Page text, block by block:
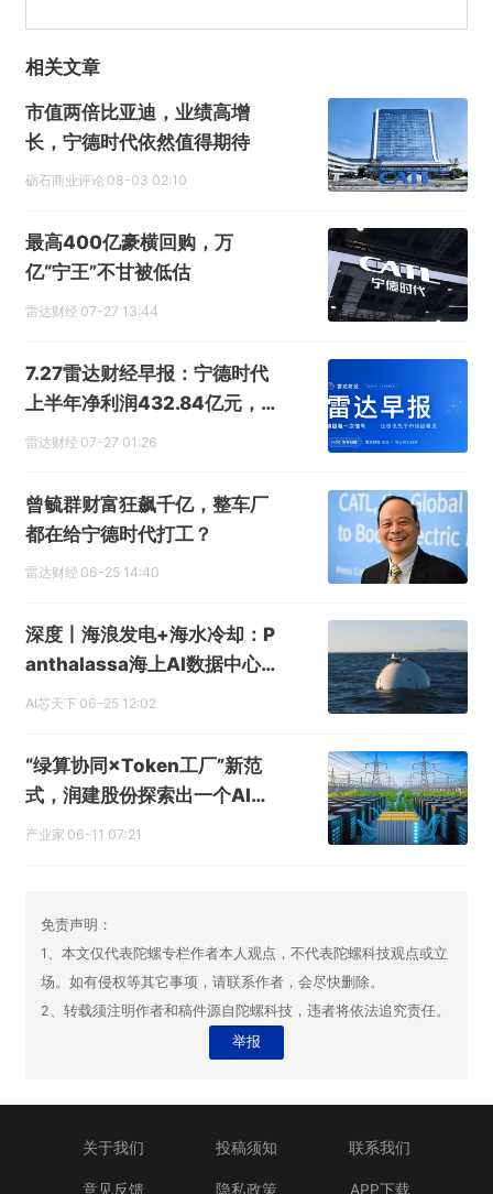
相关文章
市值两倍比亚迪，业绩高增
长，宁德时代依然值得期待
砺石商业评论 08-03 02:10
最高400亿豪横回购，万
亿“宁王”不甘被低估
雷达财经 07-27 13:44
7.27雷达财经早报：宁德时代
上半年净利润432.84亿元，
同比增长41.98%
雷达财经 07-27 01:26
曾毓群财富狂飙千亿，整车厂
都在给宁德时代打工？
雷达财经 06-25 14:40
深度丨海浪发电+海水冷却：P
anthalassa海上AI数据中心
的技术逻辑
AI芯天下 06-25 12:02
“绿算协同×Token工厂”新范
式，润建股份探索出一个AI新
样本
产业家 06-11 07:21
免责声明：
1、本文仅代表陀螺专栏作者本人观点，不代表陀螺科技观点或立
场。如有侵权等其它事项，请联系作者，会尽快删除。
2、转载须注明作者和稿件源自陀螺科技，违者将依法追究责任。
举报
关于我们 投稿须知 联系我们
意见反馈 隐私政策 APP下载